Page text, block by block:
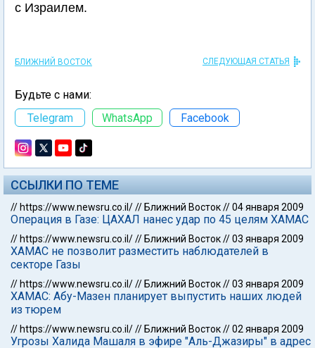
с Израилем.
БЛИЖНИЙ ВОСТОК СЛЕДУЮЩАЯ СТАТЬЯ
Будьте с нами:
Telegram
WhatsApp Facebook
ССЫЛКИ ПО ТЕМЕ
// https://www.newsru.co.il/// Ближний Восток//04 января 2009
Операция в Газе: ЦАХАЛ нанес удар по 45 целям ХАМАС
// https://www.newsru.co.il/// Ближний Восток//03 января 2009
ХАМАС не позволит разместить наблюдателей в
секторе Газы
// https://www.newsru.co.il/// Ближний Восток//03 января 2009
ХАМАС: Абу-Мазен планирует выпустить наших людей
из тюрем
// https://www.newsru.co.il/// Ближний Восток//02 января 2009
Угрозы Халида Машаля в эфире "Аль-Джазиры" в адрес